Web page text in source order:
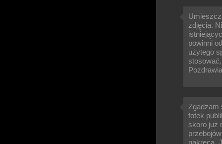
zdjęcia.
powinni
użytego
Zgadzam
fotek
skoro już
nakręca.